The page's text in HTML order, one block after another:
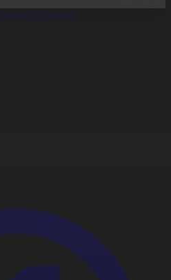
салынды